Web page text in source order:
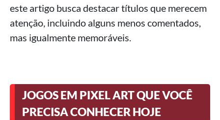
este artigo busca destacar títulos que merecem
atenção, incluindo alguns menos comentados,
mas igualmente memoráveis.
JOGOS EM PIXEL ART QUE VOCÊ
PRECISA CONHECER HOJE